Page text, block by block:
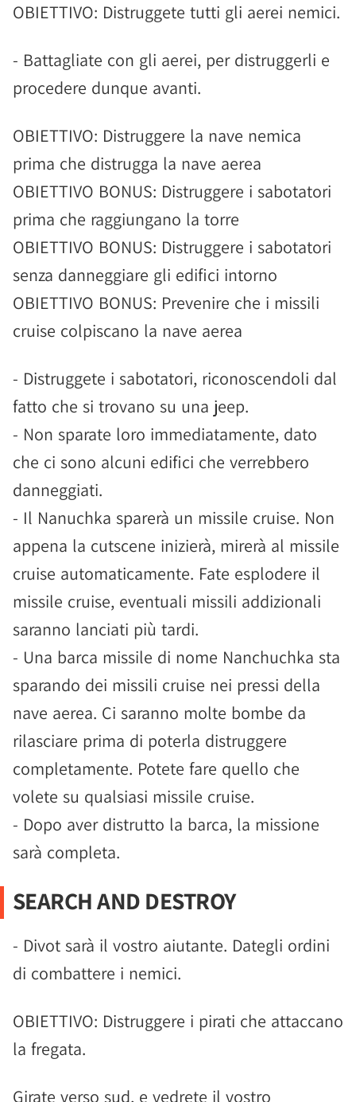
OBIETTIVO: Distruggete tutti gli aerei nemici.
- Battagliate con gli aerei, per distruggerli e
procedere dunque avanti.
OBIETTIVO: Distruggere la nave nemica
prima che distrugga la nave aerea
OBIETTIVO BONUS: Distruggere i sabotatori
prima che raggiungano la torre
OBIETTIVO BONUS: Distruggere i sabotatori
senza danneggiare gli edifici intorno
OBIETTIVO BONUS: Prevenire che i missili
cruise colpiscano la nave aerea
- Distruggete i sabotatori, riconoscendoli dal
fatto che si trovano su una jeep.
- Non sparate loro immediatamente, dato
che ci sono alcuni edifici che verrebbero
danneggiati.
- Il Nanuchka sparerà un missile cruise. Non
appena la cutscene inizierà, mirerà al missile
cruise automaticamente. Fate esplodere il
missile cruise, eventuali missili addizionali
saranno lanciati più tardi.
- Una barca missile di nome Nanchuchka sta
sparando dei missili cruise nei pressi della
nave aerea. Ci saranno molte bombe da
rilasciare prima di poterla distruggere
completamente. Potete fare quello che
volete su qualsiasi missile cruise.
- Dopo aver distrutto la barca, la missione
sarà completa.
SEARCH AND DESTROY
- Divot sarà il vostro aiutante. Dategli ordini
di combattere i nemici.
OBIETTIVO: Distruggere i pirati che attaccano
la fregata.
Girate verso sud, e vedrete il vostro